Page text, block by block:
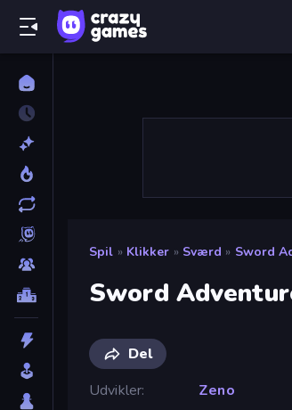
Spil » Klikker » Sværd » Sword
Sword
Del
Udvikler
Zeno